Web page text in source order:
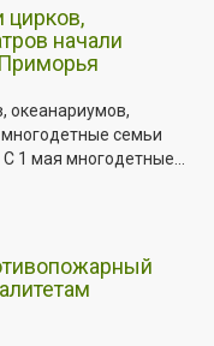
цирков,
начали
океанариумов,
многодетные семьи
1 мая многодетные...